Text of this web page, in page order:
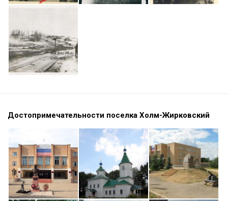
Достопримечательности поселка Холм-Жирковский